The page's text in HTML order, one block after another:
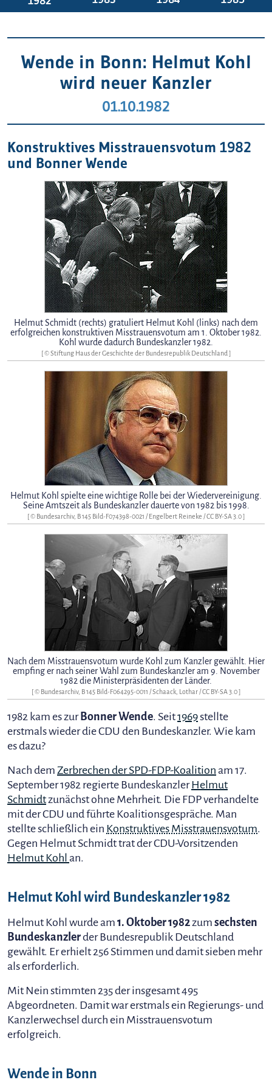
Wende in Bonn: Helmut Kohl
wird neuer Kanzler
01.10.1982
Konstruktives Misstrauensvotum 1982
und Bonner Wende
Helmut Schmidt (rechts) gratuliert Helmut Kohl (links) nach dem
erfolgreichen konstruktiven Misstrauensvotum am 1. Oktober 1982.
Kohl wurde dadurch Bundeskanzler 1982.
[ © Stiftung Haus der Geschichte der Bundesrepublik Deutschland ]
Helmut Kohl spielte eine wichtige Rolle bei der Wiedervereinigung.
Seine Amtszeit als Bundeskanzler dauerte von 1982 bis 1998.
[ © Bundesarchiv, B 145 Bild-F074398-0021 / Engelbert Reineke /CC BY-SA 3.0]
Nach dem Misstrauensvotum wurde Kohl zum Kanzler gewählt. Hier
empfing er nach seiner Wahl zum Bundeskanzler am 9. November
1982 die Ministerpräsidenten der Länder.
[ © Bundesarchiv, B 145 Bild-F064295-0011 / Schaack, Lothar /CC BY-SA 3.0]
1982 kam es zurBonner Wende. Seit1969stellte
erstmals wieder die CDU den Bundeskanzler. Wie kam
es dazu?
Nach dem Zerbrechen der SPD-FDP-Koalition am 17.
September 1982 regierte BundeskanzlerHelmut
Schmidtzunächst ohne Mehrheit. Die FDP verhandelte
mit der CDU und führte Koalitionsgespräche. Man
stellte schließlich ein Konstruktives Misstrauensvotum.
Gegen Helmut Schmidt trat der CDU-Vorsitzenden
Helmut Kohl an.
Helmut Kohl wird Bundeskanzler 1982
Helmut Kohl wurde am 1. Oktober 1982zum sechsten
Bundeskanzlerder Bundesrepublik Deutschland
gewählt. Er erhielt 256 Stimmen und damit sieben mehr
als erforderlich.
Mit Nein stimmten 235 der insgesamt 495
Abgeordneten. Damit war erstmals ein Regierungs- und
Kanzlerwechsel durch ein Misstrauensvotum
erfolgreich.
Wende in Bonn